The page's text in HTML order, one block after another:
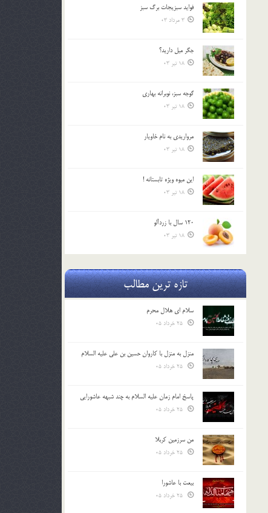
فوايد سبزيجات برگ سبز
3 مرداد 03
جگر ميل داريد؟
18 تیر 03
گوجه سبز، نوبرانه بهاري
18 تیر 03
مرواريدي به نام خاويار
18 تیر 03
اين ميوه ويژه تابستانه !
18 تیر 03
120 سال با زردآلو
18 تیر 03
تازه ترین مطالب
سلام ای هلال محرم
منزل به منزل با کاروان حسین بن علی علیه السلام
پاسخ امام زمان علیه السلام به چند شبهه عاشورایی
من سرزمین کربلا
بیعت با عاشورا